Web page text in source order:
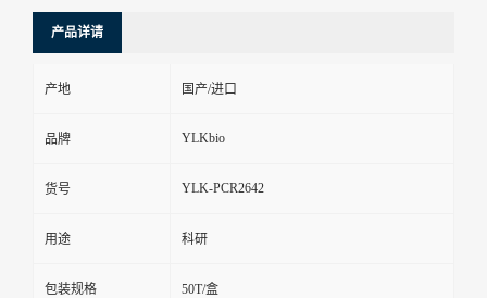
产品详请
产地 国产/进口
品牌 YLKbio
货号 YLK-PCR2642
用途 科研
包装规格 50T/盒